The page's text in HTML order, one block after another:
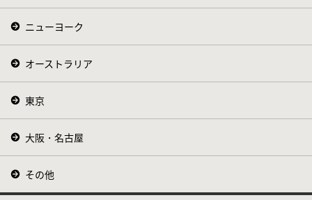
ニューヨーク
オーストラリア
東京
大阪・名古屋
その他